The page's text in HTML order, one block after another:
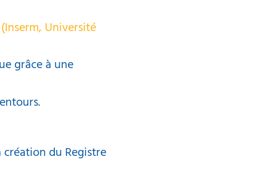
(Inserm, Université
grâce à une
création du Registre